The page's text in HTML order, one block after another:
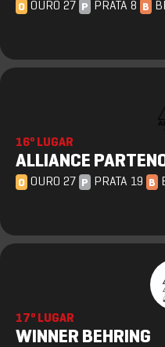
O OURO 27 P PRATA 8 B
16º LUGAR
ALLIANCE
O OURO 27 P PRATA 19 B
17º LUGAR
WINNER BEHRING